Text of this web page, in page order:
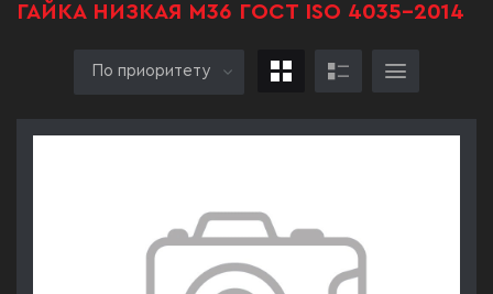
ГАЙКА НИЗКАЯ М36 ГОСТ ISO 4035-2014
По приоритету